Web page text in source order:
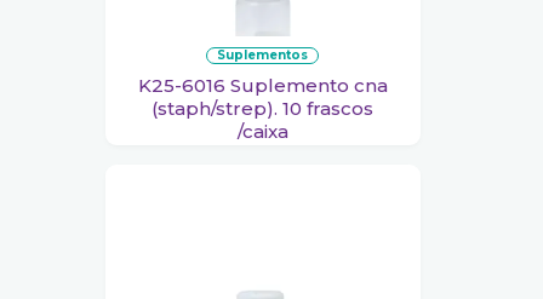
suplementos
K25-6016 Suplemento cna
(staph/strep). 10 frascos
/caixa